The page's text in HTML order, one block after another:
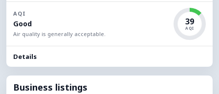
AQI
Good
Air quality is generally acceptable.
39
AQI
Details
Business listings